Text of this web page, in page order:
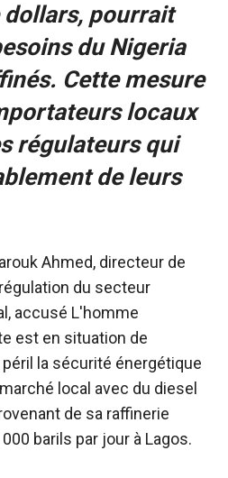
pourrait
du Nigeria
Cette mesure
locaux
régulateurs qui
de leurs
Ahmed, directeur de
du secteur
accusé L'homme
est en situation de
la sécurité énergétique
local avec du diesel
de sa raffinerie
barils par jour à Lagos.